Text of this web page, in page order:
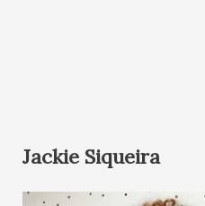
Jackie Siqueira